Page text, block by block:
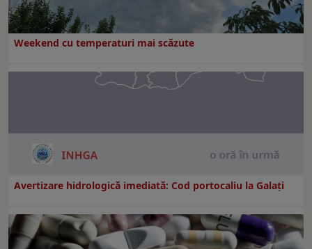
Weekend cu temperaturi mai scăzute
Avertizare hidrologică imediată: Cod portocaliu la Galaţi